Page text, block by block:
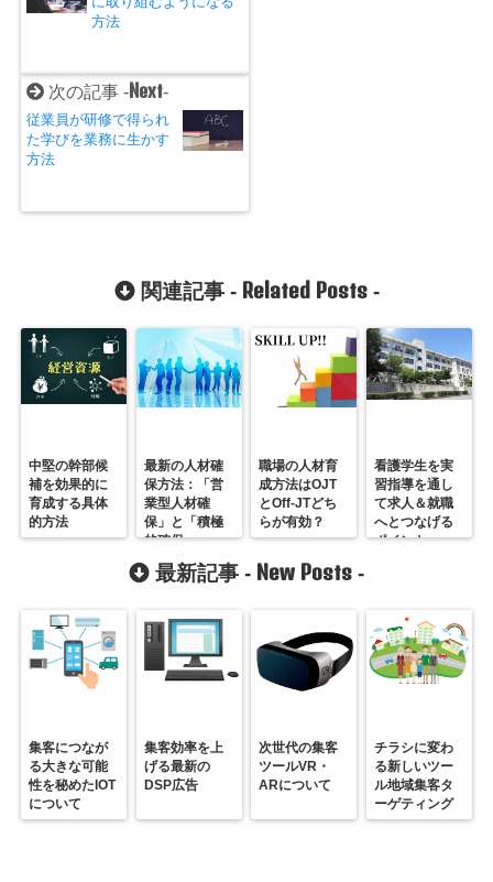
方法
次の記事 - Next-
従業員が研修で得られ
た学びを業務に生かす
方法
関連記事 - Related Posts-
中堅の幹部候
補を効果的に
育成する具体
的方法
最新の人材確
保方法：「営
業型人材確
保」と「積極
的確保」
職場の人材育
成方法はOJT
とOff-JTどち
らが有効？
看護学生を実
習指導を通し
て求人＆就職
へとつなげる
ポイント
最新記事 - New Posts -
集客につなが
る大きな可能
性を秘めたIOT
について
集客効率を上
げる最新の
DSP広告
次世代の集客
ツールVR・
ARについて
チラシに変わ
る新しいツー
ル地域集客タ
ーゲティング